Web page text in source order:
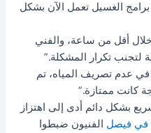
الغسيل تعمل الآن بشكل
أقل من ساعة، والفني
لتجنب تكرار المشكلة.”
عدم تصريف المياه، تم
كانت ممتازة.”
بشكل دائم أدى إلى اهتزاز
في فيصل الفنيون ضبطوا